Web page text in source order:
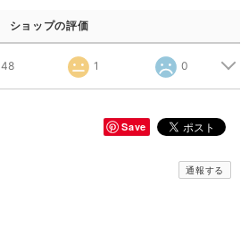
ショップの評価
48 1 0
Save
通報する